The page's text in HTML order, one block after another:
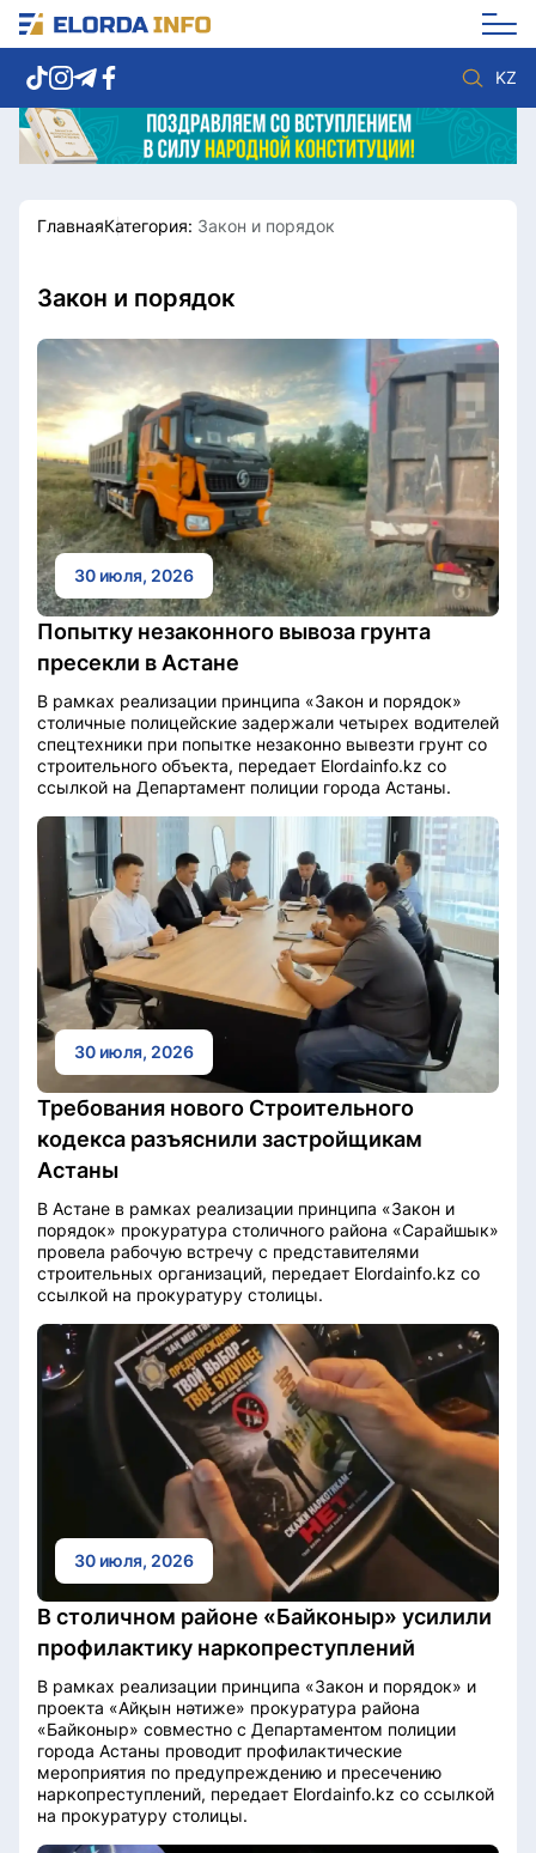
KZ
Новости столицы
Политика
Спорт
Культура
Видео
Мир
Послание
Служба Комплаенс
Этический кодекс
Служу стране
ГлавнаяКатегория: Закон и порядок
Закон и порядок
30 июля, 2026
Попытку незаконного вывоза грунта
пресекли в Астане
В рамках реализации принципа «Закон и порядок»
столичные полицейские задержали четырех водителей
спецтехники при попытке незаконно вывезти грунт со
строительного объекта, передает Elordainfo.kz со
ссылкой на Департамент полиции города Астаны.
30 июля, 2026
Требования нового Строительного
кодекса разъяснили застройщикам
Астаны
В Астане в рамках реализации принципа «Закон и
порядок» прокуратура столичного района «Сарайшык»
провела рабочую встречу с представителями
строительных организаций, передает Elordainfo.kz со
ссылкой на прокуратуру столицы.
30 июля, 2026
В столичном районе «Байконыр» усилили
профилактику наркопреступлений
В рамках реализации принципа «Закон и порядок» и
проекта «Айқын нәтиже» прокуратура района
«Байконыр» совместно с Департаментом полиции
города Астаны проводит профилактические
мероприятия по предупреждению и пресечению
наркопреступлений, передает Elordainfo.kz со ссылкой
на прокуратуру столицы.